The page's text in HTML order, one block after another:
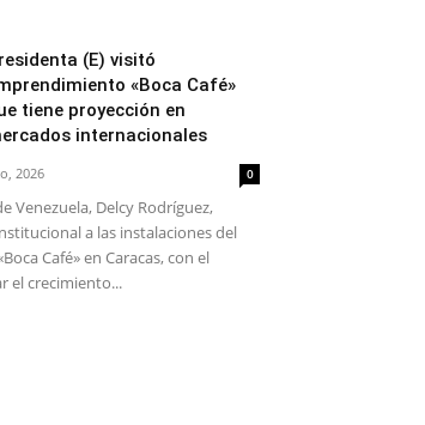
(E) visitó
«Boca Café»
tiene proyección en
internacionales
2026 0
Venezuela, Delcy Rodríguez,
a las instalaciones del
Café» en Caracas, con el
el crecimiento...